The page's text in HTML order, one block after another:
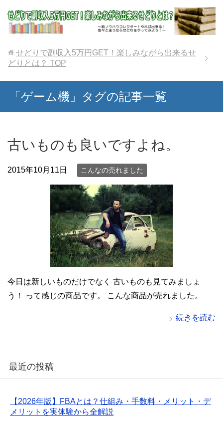
せどりで副収入5万円GET！楽しみながら出来るせ
どりとは？ TOP
「ゲーム機」タグの記事一覧
古いものも良いですよね。
2015年10月11日 こんなの売れました
今日は新しいものだけでなく 古いものも見てみましょ
う！ って感じの商品です。 こんな商品が売れました。
続きを読む
最近の投稿
【2026年版】FBAとは？仕組み・手数料・メリット・デ
メリットを実体験から全解説